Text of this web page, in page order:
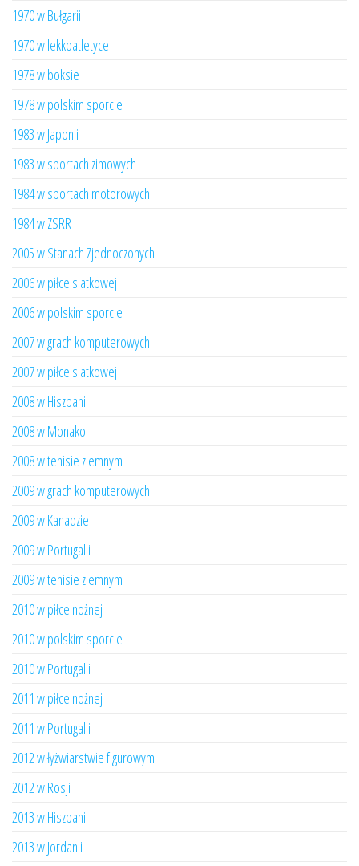
1970 w Bułgarii
1970 w lekkoatletyce
1978 w boksie
1978 w polskim sporcie
1983 w Japonii
1983 w sportach zimowych
1984 w sportach motorowych
1984 w ZSRR
2005 w Stanach Zjednoczonych
2006 w piłce siatkowej
2006 w polskim sporcie
2007 w grach komputerowych
2007 w piłce siatkowej
2008 w Hiszpanii
2008 w Monako
2008 w tenisie ziemnym
2009 w grach komputerowych
2009 w Kanadzie
2009 w Portugalii
2009 w tenisie ziemnym
2010 w piłce nożnej
2010 w polskim sporcie
2010 w Portugalii
2011 w piłce nożnej
2011 w Portugalii
2012 w łyżwiarstwie figurowym
2012 w Rosji
2013 w Hiszpanii
2013 w Jordanii